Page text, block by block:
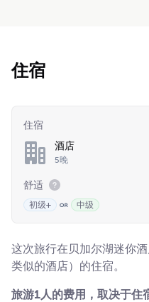
住宿
住宿
酒店
5晚
舒适
初级+ 中级
这次旅行在贝加尔湖迷你
类似的酒店）的住宿。
旅游1人的费用，取决于住